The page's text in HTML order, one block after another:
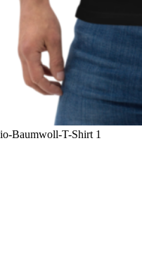
Baumwoll-T-Shirt 1